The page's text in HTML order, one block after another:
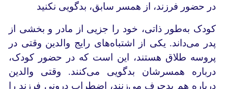
در حضور فرزند، از همسر سابق، بدگویی نکنید
کودک به‌طور ذاتی، خود را جزیی از مادر و بخشی از
پدر می‌داند. یکی از اشتباه‌های رایج والدین وقتی در
پروسه طلاق هستند، این است که در حضور کودک،
درباره همسرشان بدگویی می‌کنند. وقتی والدین
درباره هم بدحرف می‌زنند، اضطراب درونی فرزند را